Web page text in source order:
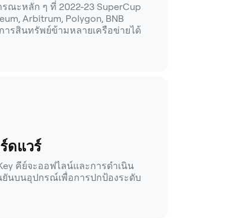
ณะหลัก ๆ ที่ 2022-23 SuperCup
Arbitrum, Polygon, BNB
ารสินทรัพย์ข้ามหลายเครือข่ายได้
ดแวร์
คีย์จะออฟไลน์และการดำเนิน
นบนอุปกรณ์เพื่อการปกป้องระดับ